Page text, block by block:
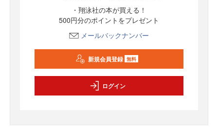
・翔泳社の本が買える！
500円分のポイントをプレゼント
メールバックナンバー
新規会員登録 無料
ログイン